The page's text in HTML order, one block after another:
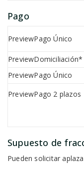
Pago
Pago Único
Domiciliación*
Pago Único
Pago 2 plazos
Supuesto de
Pueden solicitar